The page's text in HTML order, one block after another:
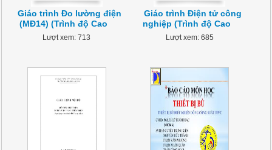
Giáo trình Đo lường điện
(MĐ14) (Trình độ Cao
Lượt xem: 713
Giáo trình Điện tử công
nghiệp (Trình độ Cao
Lượt xem: 685